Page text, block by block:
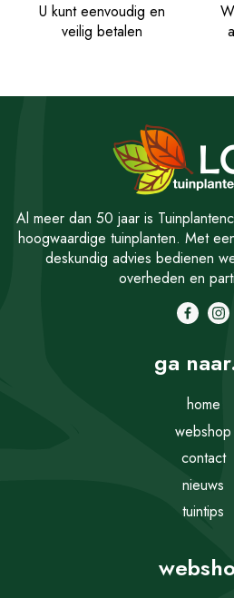
U kunt eenvoudig en
veilig betalen
Al meer dan 50 jaar is
hoogwaardige tuinplanten. Met
deskundig advies bedienen
overheden en
ga
home
webshop
contact
nieuws
tuintips